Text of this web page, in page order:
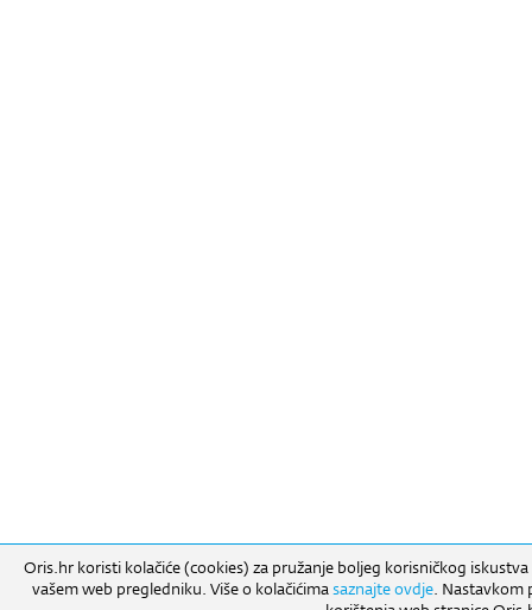
Oris.hr koristi kolačiće (cookies) za pružanje boljeg korisničkog
vašem web pregledniku. Više o kolačićimasaznajte ovdje. Nastavkom